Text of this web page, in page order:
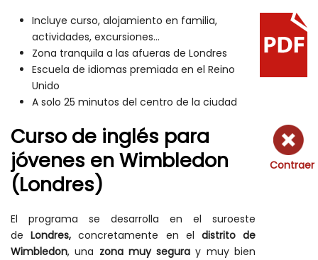
Incluye curso, alojamiento en familia,
actividades, excursiones...
Zona tranquila a las afueras de Londres
Escuela de idiomas premiada en el Reino
Unido
A solo 25 minutos del centro de la ciudad
Curso de inglés para
jóvenes en Wimbledon
(Londres)
El programa se desarrolla en el suroeste
deLondres,concretamente en el distrito de
Wimbledon, una zona muy segura y muy bien
Contraer